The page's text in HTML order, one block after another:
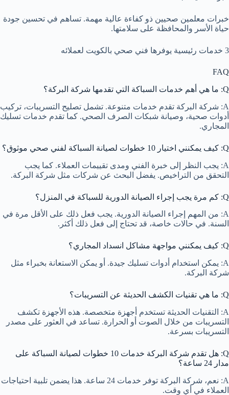
خبرات معلمين صحيين ذو كفاءة عالية مهمة. تساهم في تحسين جودة
حياة الأسر والمحافظة على سلامتها.
3 خدمات رئيسية يوفرها فني صحي بالكويت لعملائه
FAQ
Q: ما هي أهم خدمات السباكة التي تقدمها شركة البركة؟
A: شركة البركة تقدم خدمات متنوعة. تشمل تصليح التسريبات، تركيب
أدوات صحية، وصيانة شبكات الصرف الصحي. كما تقدم خدمات تسليك
المجاري.
Q: كيف يمكنني اختيار 10 خطوات لصيانة السباكة لفني صحي موثوق؟
A: يجب النظر إلى خبرة الفني ومدى تقييمات العملاء. كما يجب
التحقق من التراخيص. يفضل البحث عن شركات مثل شركة البركة.
Q: كم مرة يجب إجراء الصيانة الدورية للسباكة في المنزل؟
A: من المهم إجراء الصيانة الدورية. يجب فعل ذلك على الأقل مرة في
السنة. في حالات خاصة، قد تحتاج إلى فعل ذلك أكثر.
Q: كيف يمكنني مواجهة مشاكل انسداد المجاري؟
A: يمكن استخدام أدوات تسليك جيدة. أو يمكن الاستعانة بخبراء مثل
شركة البركة.
Q: ما هي تقنيات الكشف الحديثة عن التسريبات؟
A: التقنيات الحديثة تستخدم أجهزة متخصصة. هذه الأجهزة تكشف
التسريبات من خلال الصوت أو الحرارة. تساعد في العثور على مصدر
التسريبات بسرعة.
Q: هل تقدم شركة البركة خدمات 10 خطوات لصيانة السباكة على
مدار 24 ساعة؟
A: نعم، شركة البركة توفر خدمات 24 ساعة. هذا يضمن تلبية احتياجات
العملاء في أي وقت.